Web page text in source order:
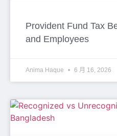
Provident Fund Tax
and Employees
Anima Haque 6 月 16, 2026